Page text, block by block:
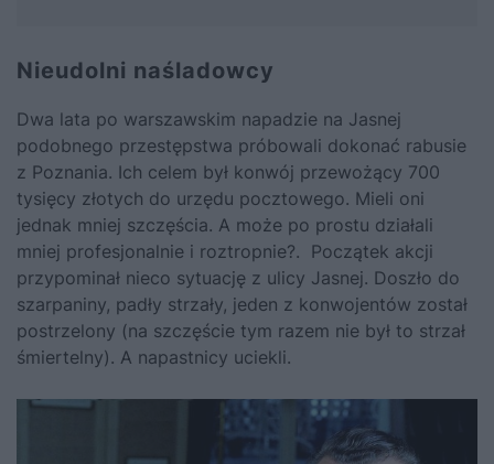
Nieudolni naśladowcy
Dwa lata po warszawskim napadzie na Jasnej
podobnego przestępstwa próbowali dokonać rabusie
z Poznania. Ich celem był konwój przewożący 700
tysięcy złotych do urzędu pocztowego. Mieli oni
jednak mniej szczęścia. A może po prostu działali
mniej profesjonalnie i roztropnie?. Początek akcji
przypominał nieco sytuację z ulicy Jasnej. Doszło do
szarpaniny, padły strzały, jeden z konwojentów został
postrzelony (na szczęście tym razem nie był to strzał
śmiertelny). A napastnicy uciekli.